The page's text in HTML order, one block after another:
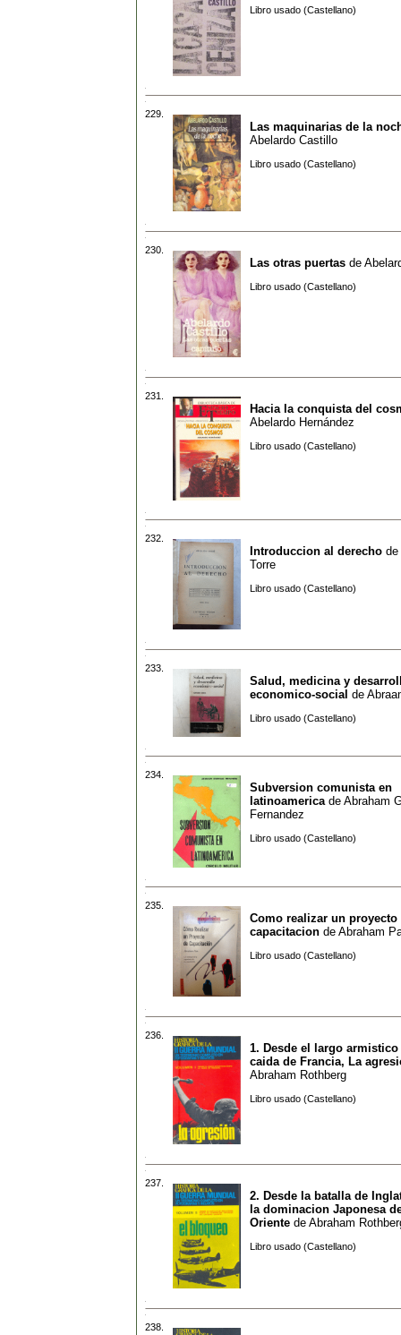
Libro usado (Castellano)
229.
Las maquinarias de la
Abelardo Castillo
Libro usado (Castellano)
230.
Las otras puertas de
Libro usado (Castellano)
231.
Hacia la conquista del
Abelardo Hernández
Libro usado (Castellano)
232.
Introduccion al derecho de
Torre
Libro usado (Castellano)
233.
Salud, medicina y
economico-social de
Libro usado (Castellano)
234.
Subversion comunista en
latinoamerica de Abraham
Fernandez
Libro usado (Castellano)
235.
Como realizar un proyecto
capacitacion de Abraham
Libro usado (Castellano)
236.
1. Desde el largo armistico
caida de Francia, La
Abraham Rothberg
Libro usado (Castellano)
237.
2. Desde la batalla de
la dominacion Japonesa
Oriente de Abraham
Libro usado (Castellano)
238.